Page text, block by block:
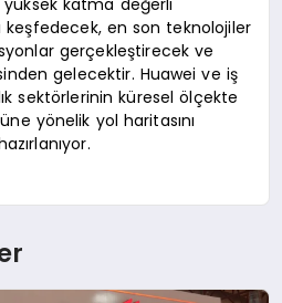
katma değerli
keşfedecek, en son teknolojiler
gerçekleştirecek ve
gelecektir. Huawei ve iş
sektörlerinin küresel ölçekte
yönelik yol haritasını